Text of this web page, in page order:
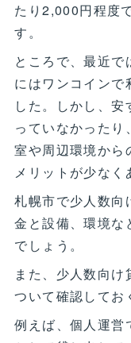
たり2,000円程度
す。
ところで、最近
にはワンコインで
した。しかし、
っていなかった
室や周辺環境から
メリットが少なく
札幌市で少人数向
金と設備、環境な
でしょう。
また、少人数向
ついて確認してお
例えば、個人運営